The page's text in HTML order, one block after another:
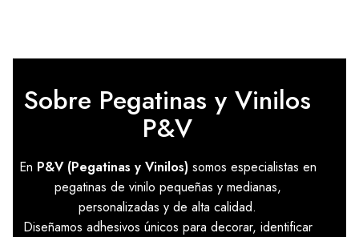
hasta
Sobre Pegatinas y Vinilos
P&V
En P&V (Pegatinas y Vinilos)somos especialistas en
pegatinas de vinilo pequeñas y medianas,
personalizadas y de alta calidad.
Diseñamos adhesivos únicos para decorar, identificar